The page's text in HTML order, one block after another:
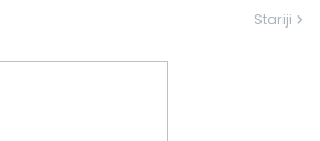
Stariji